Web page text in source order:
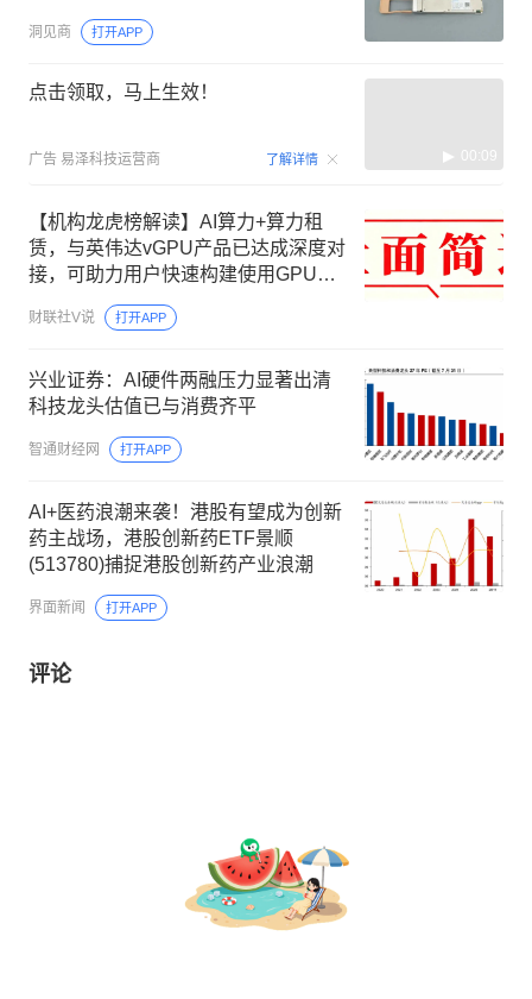
洞见商 打开APP
点击领取，马上生效！
广告 易泽科技运营商 了解详情 00:09
【机构龙虎榜解读】AI算力+算力租
赁，与英伟达vGPU产品已达成深度对
接，可助力用户快速构建使用GPU的
云平台，依托统一存储、AI算力网关
等产品组合，打造适配AI发展的IT基础
财联社V说 打开APP
兴业证券：AI硬件两融压力显著出清
科技龙头估值已与消费齐平
智通财经网 打开APP
AI+医药浪潮来袭！港股有望成为创新
药主战场，港股创新药ETF景顺
(513780)捕捉港股创新药产业浪潮
界面新闻 打开APP
评论